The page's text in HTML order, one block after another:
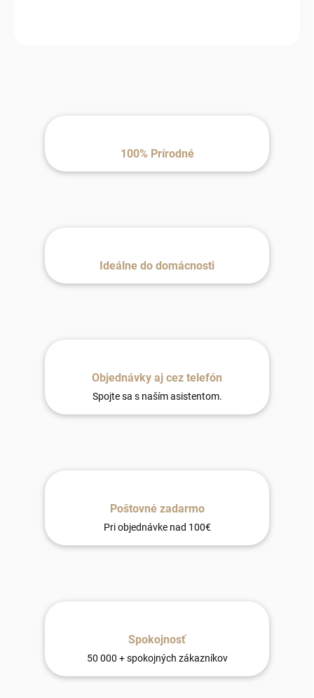
100% Prírodné
Ideálne do domácnosti
Objednávky aj cez telefón
Spojte sa s naším asistentom.
Poštovné zadarmo
Pri objednávke nad 100€
Spokojnosť
50 000 + spokojných zákazníkov